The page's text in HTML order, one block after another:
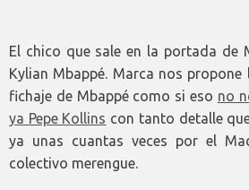
El chico que sale en la portada de
Kylian Mbappé. Marca nos
fichaje de Mbappé como si eso no
ya Pepe Kollins con tanto detalle
ya unas cuantas veces por el
colectivo merengue.